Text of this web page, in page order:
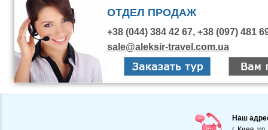
ОТДЕЛ ПРОДАЖ
+38 (044) 384 42 67, +38 (097) 481
sale@aleksir-travel.com.ua
Наш